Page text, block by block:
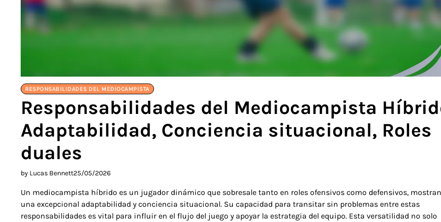
RESPONSABILIDADES DEL MEDIOCAMPISTA
Responsabilidades del Mediocampista
Adaptabilidad, Conciencia situacional, Roles
duales
by Lucas Bennett25/05/2026
Un mediocampista híbrido es un jugador dinámico que sobresale tanto en roles ofensivos como defensivos,
una excepcional adaptabilidad y conciencia situacional. Su capacidad para transitar sin problemas entre estas
responsabilidades es vital para influir en el flujo del juego y apoyar la estrategia del equipo. Esta versatilidad no solo